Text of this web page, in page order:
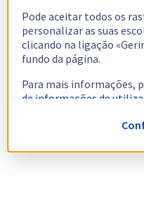
Pode aceitar todos os
personalizar as suas
clicando na ligação
fundo da página.
Para mais informações,
de informações de